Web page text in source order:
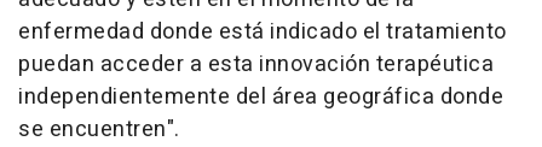
enfermedad donde está indicado el tratamiento
puedan acceder a esta innovación terapéutica
independientemente del área geográfica donde
se encuentren".